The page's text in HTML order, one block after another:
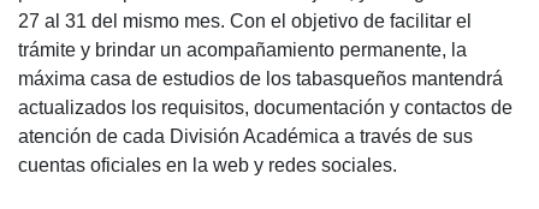
27 al 31 del mismo mes. Con el objetivo de facilitar el
trámite y brindar un acompañamiento permanente, la
máxima casa de estudios de los tabasqueños mantendrá
actualizados los requisitos, documentación y contactos de
atención de cada División Académica a través de sus
cuentas oficiales en la web y redes sociales.